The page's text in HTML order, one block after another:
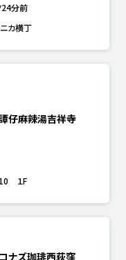
24分前
カ横丁
仔麻辣湯吉祥寺
１F
コナズ珈琲西荻窪